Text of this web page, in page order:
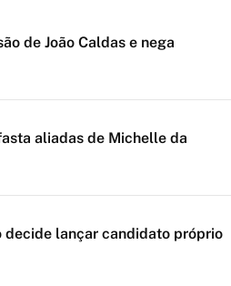
de João Caldas e nega
aliadas de Michelle da
decide lançar candidato próprio